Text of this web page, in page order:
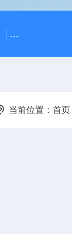
QF-**HS-T恒
当前位置： 首页